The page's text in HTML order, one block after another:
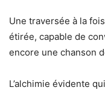
Une traversée à la
étirée, capable de
encore une chanson
L’alchimie évidente